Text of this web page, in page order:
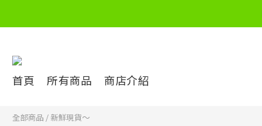
首頁 所有商品 商店介紹
全部商品 /新鮮現貨～